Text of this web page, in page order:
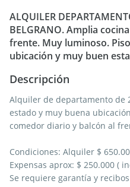
ALQUILER
BELGRANO. Amplia
frente. Muy luminoso.
ubicación y muy buen
Descripción
Alquiler de departamento de
estado y muy buena
comedor diario y balcón al
Condiciones: Alquiler $
Expensas aprox: $ 250.000 (
Se requiere garantía y